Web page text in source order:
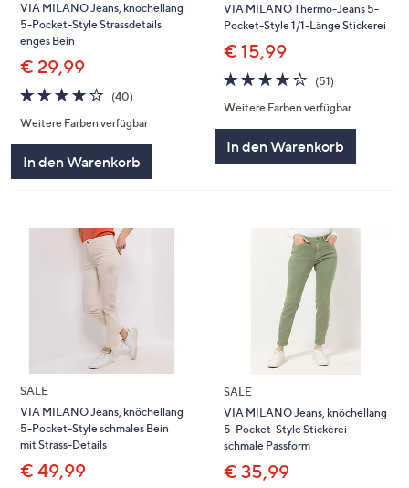
VIA MILANO Jeans, knöchellang
5-Pocket-Style Strassdetails
enges Bein
€ 29,99
3.8
von
5
(40)40
Weitere Farben verfügbar
In den Warenkorb
VIA MILANO Thermo-Jeans 5-
Pocket-Style 1/1-Länge Stickerei
€ 15,99
3.7
von
5
(51)51
Weitere Farben verfügbar
In den Warenkorb
SALE
VIA MILANO Jeans, knöchellang
5-Pocket-Style schmales Bein
mit Strass-Details
€ 49,99
SALE
VIA MILANO Jeans, knöchellang
5-Pocket-Style Stickerei
schmale Passform
€ 35,99